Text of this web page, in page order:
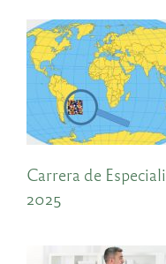
Carrera de
2025